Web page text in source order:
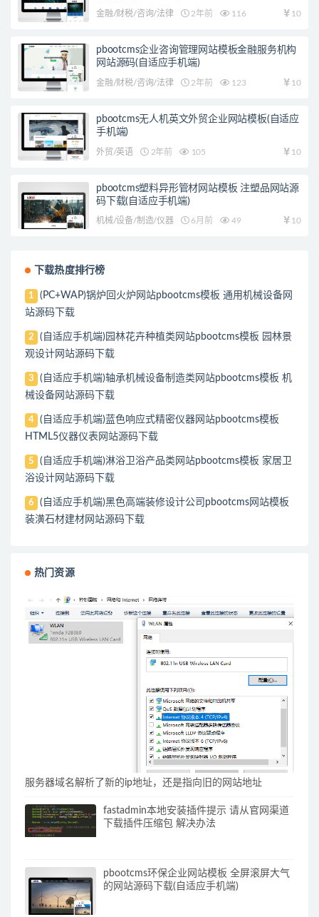
金融/财税/咨询/法律 2年前 116 10
pbootcms企业咨询管理网站模板金融服务机构
网站源码(自适应手机端)
金融/财税/咨询/法律 2年前 123 10
pbootcms无人机英文外贸企业网站模板(自适应
手机端)
外贸/英语 2年前 105 10
pbootcms塑料异形管材网站模板 注塑品网站源
码下载(自适应手机端)
机械/设备/制造/仪器 6月前 49 10
下载热度排行榜
1
(PC+WAP)锅炉回火炉网站pbootcms模板 通用机械设备网
站源码下载
2
(自适应手机端)园林花卉种植类网站pbootcms模板 园林景
观设计网站源码下载
3
(自适应手机端)轴承机械设备制造类网站pbootcms模板 机
械设备网站源码下载
4
(自适应手机端)蓝色响应式精密仪器网站pbootcms模板
HTML5仪器仪表网站源码下载
5
(自适应手机端)淋浴卫浴产品类网站pbootcms模板 家居卫
浴设计网站源码下载
6
(自适应手机端)黑色高端装修设计公司pbootcms网站模板
装潢石材建材网站源码下载
热门资源
服务器域名解析了新的ip地址，还是指向旧的网站地址
fastadmin本地安装插件提示 请从官网渠道
下载插件压缩包 解决办法
pbootcms环保企业网站模板 全屏滚屏大气
的网站源码下载(自适应手机端)